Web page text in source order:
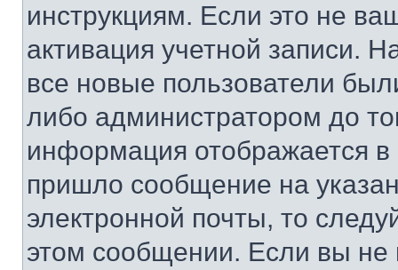
инструкциям. Если это не
активация учетной записи.
все новые пользователи
либо администратором до
информация отображается
пришло сообщение на
электронной почты, то
этом сообщении. Если вы